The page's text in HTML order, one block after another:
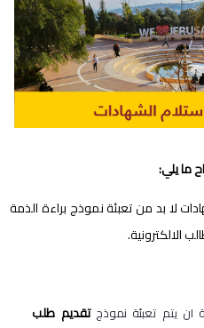
ما يلي:
لا بد من تعبئة نموذج براءة الذمة
الالكترونية.
يتم تعبئة نموذج تقديم طلب